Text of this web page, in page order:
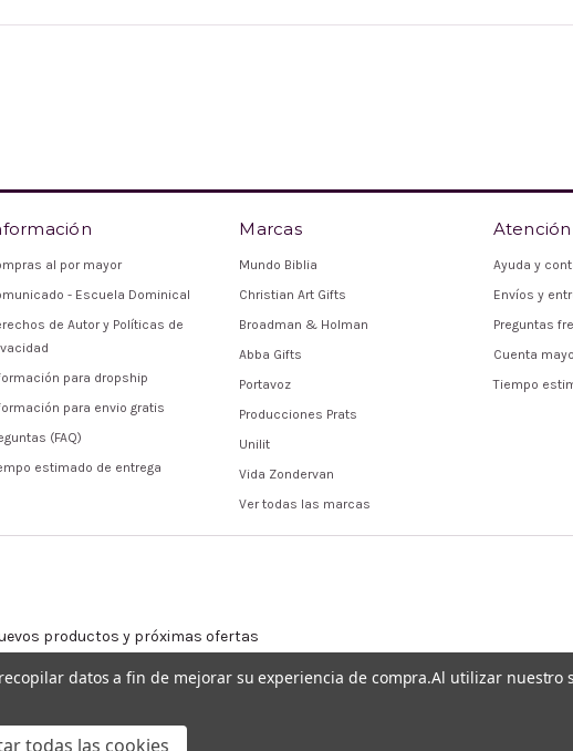
al por mayor
- Escuela Dominical
de Autor y Políticas de
para dropship
para envio gratis
(FAQ)
estimado de entrega
Marcas
Mundo Biblia
Christian Art Gifts
Broadman & Holman
Abba Gifts
Portavoz
Producciones Prats
Unilit
Vida Zondervan
Ver todas las marcas
Ayuda y
Envíos y
Preguntas
Cuenta
Tiempo
productos y próximas ofertas
datos a fin de mejorar su experiencia de compra.Al utilizar nuestro
todas las cookies